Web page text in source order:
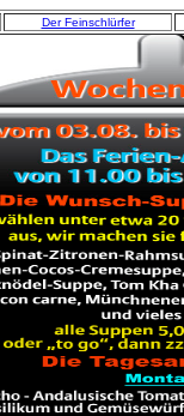
Der Feinschlürfer